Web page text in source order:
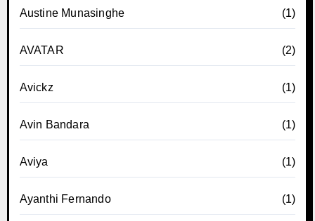
Austine Munasinghe (1)
AVATAR (2)
Avickz (1)
Avin Bandara (1)
Aviya (1)
Ayanthi Fernando (1)